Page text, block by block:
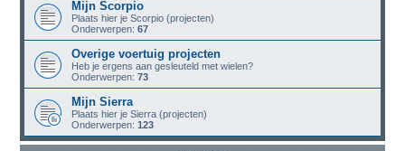
Mijn Scorpio
Plaats hier je Scorpio (projecten)
Onderwerpen: 67
Overige voertuig projecten
Heb je ergens aan gesleuteld met wielen?
Onderwerpen: 73
Mijn Sierra
Plaats hier je Sierra (projecten)
Onderwerpen: 123